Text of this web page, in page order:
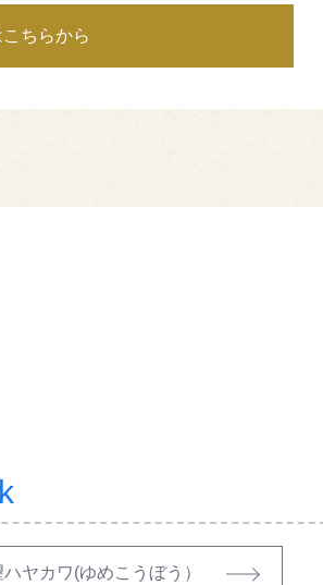
ちらから
ヤカワ(ゆめこうぼう）